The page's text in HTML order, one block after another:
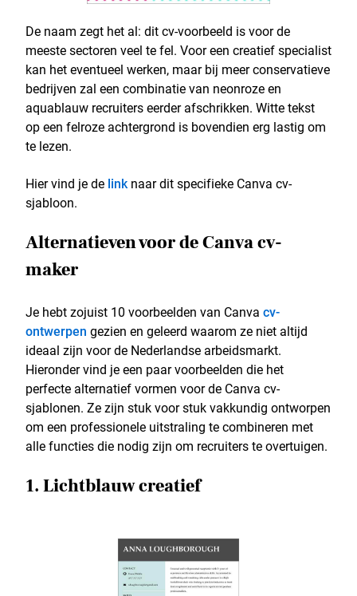
De naam zegt het al: dit cv-voorbeeld is voor de
meeste sectoren veel te fel. Voor een creatief specialist
kan het eventueel werken, maar bij meer conservatieve
bedrijven zal een combinatie van neonroze en
aquablauw recruiters eerder afschrikken. Witte tekst
op een felroze achtergrond is bovendien erg lastig om
te lezen.
Hier vind je de linknaar dit specifieke Canva cv-
sjabloon.
Alternatieven voor de Canva cv-
maker
Je hebt zojuist 10 voorbeelden van Canva cv-
ontwerpen gezien en geleerd waarom ze niet altijd
ideaal zijn voor de Nederlandse arbeidsmarkt.
Hieronder vind je een paar voorbeelden die het
perfecte alternatief vormen voor de Canva cv-
sjablonen. Ze zijn stuk voor stuk vakkundig ontworpen
om een professionele uitstraling te combineren met
alle functies die nodig zijn om recruiters te overtuigen.
1. Lichtblauw creatief